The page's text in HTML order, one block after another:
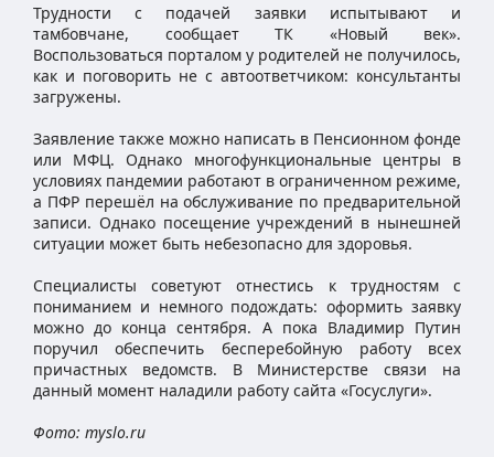
Трудности с подачей заявки испытывают и
тамбовчане, сообщает ТК «Новый век».
Воспользоваться порталом у родителей не получилось,
как и поговорить не с автоответчиком: консультанты
загружены.
Заявление также можно написать в Пенсионном фонде
или МФЦ. Однако многофункциональные центры в
условиях пандемии работают в ограниченном режиме,
а ПФР перешёл на обслуживание по предварительной
записи. Однако посещение учреждений в нынешней
ситуации может быть небезопасно для здоровья.
Специалисты советуют отнестись к трудностям с
пониманием и немного подождать: оформить заявку
можно до конца сентября. А пока Владимир Путин
поручил обеспечить бесперебойную работу всех
причастных ведомств. В Министерстве связи на
данный момент наладили работу сайта «Госуслуги».
Фото: myslo.ru